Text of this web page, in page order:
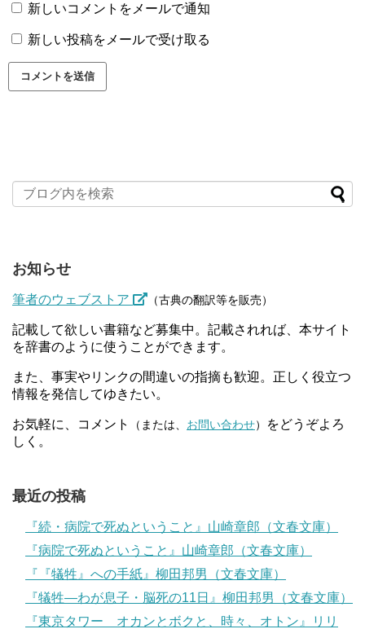
新しいコメントをメールで通知
新しい投稿をメールで受け取る
お知らせ
筆者のウェブストア （古典の翻訳等を販売）
記載して欲しい書籍など募集中。記載されれば、本サイト
を辞書のように使うことができます。
また、事実やリンクの間違いの指摘も歓迎。正しく役立つ
情報を発信してゆきたい。
お気軽に、コメント （または、 お問い合わせ）
をどうぞよろ
しく。
最近の投稿
『続・病院で死ぬということ』山崎章郎（文春文庫）
『病院で死ぬということ』山崎章郎（文春文庫）
『『犠牲』への手紙』柳田邦男（文春文庫）
『犠牲―わが息子・脳死の11日』柳田邦男（文春文庫）
『東京タワー オカンとボクと、時々、オトン』リリ